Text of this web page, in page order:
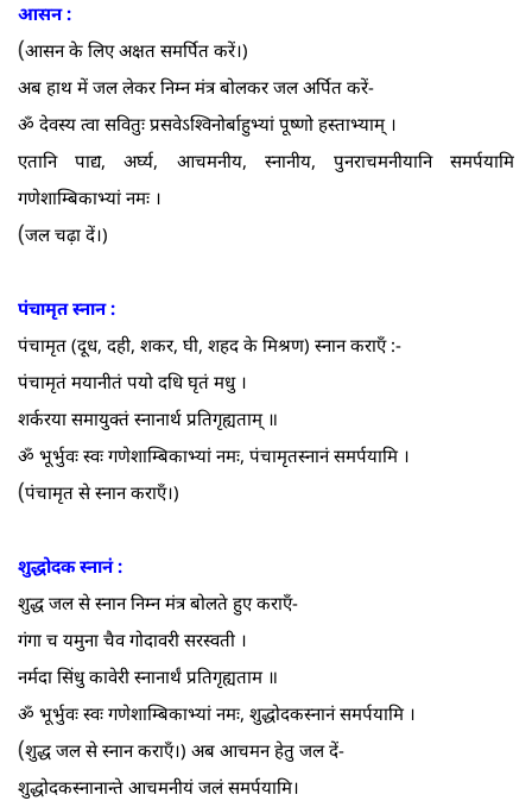
आसन :
(आसन के लिए अक्षत समर्पित करें।)
अब हाथ में जल लेकर निम्न मंत्र बोलकर जल अर्पित करें-
ॐ देवस्य त्वा सवितुः प्रसवेऽश्विनोर्बाहुभ्यां पूष्णो हस्ताभ्याम्‌ ।
एतानि पाद्य, अर्घ्य, आचमनीय, स्नानीय, पुनराचमनीयानि समर्पयामि
गणेशाम्बिकाभ्यां नमः ।
(जल चढ़ा दें।)
पंचामृत स्नान :
पंचामृत (दूध, दही, शकर, घी, शहद के मिश्रण) स्नान कराएँ :-
पंचामृतं मयानीतं पयो दधि घृतं मधु ।
शर्करया समायुक्तं स्नानार्थ प्रतिगृह्यताम्‌ ॥
ॐ भूर्भुवः स्वः गणेशाम्बिकाभ्यां नमः, पंचामृतस्नानं समर्पयामि ।
(पंचामृत से स्नान कराएँ।)
शुद्धोदक स्नानं :
शुद्ध जल से स्नान निम्न मंत्र बोलते हुए कराएँ-
गंगा च यमुना चैव गोदावरी सरस्वती ।
नर्मदा सिंधु कावेरी स्नानार्थं प्रतिगृह्यताम ॥
ॐ भूर्भुवः स्वः गणेशाम्बिकाभ्यां नमः, शुद्धोदकस्नानं समर्पयामि ।
(शुद्ध जल से स्नान कराएँ।) अब आचमन हेतु जल दें-
शुद्धोदकस्नानान्ते आचमनीयं जलं समर्पयामि।